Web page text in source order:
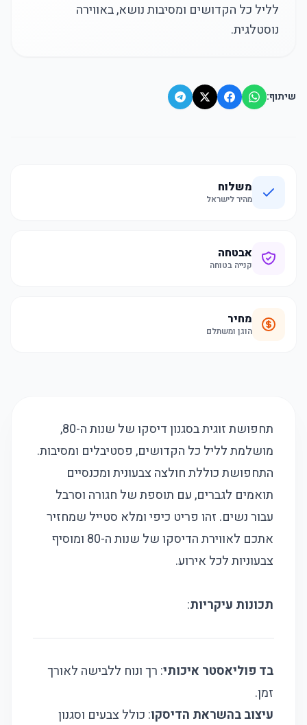
לליל כל הקדושים ומסיבות נושא, באווירה
נוסטלגית.
שיתוף:
משלוח
מהיר לישראל
אבטחה
קנייה בטוחה
מחיר
הוגן ומשתלם
תחפושת זוגית בסגנון דיסקו של שנות ה-80,
מושלמת לליל כל הקדושים, פסטיבלים ומסיבות.
התחפושת כוללת חולצה צבעונית ומכנסיים
תואמים לגברים, עם תוספת של חגורה וסרבל
עבור נשים. זהו פריט כיפי ומלא סטייל שמחזיר
אתכם לאווירת הדיסקו של שנות ה-80 ומוסיף
צבעוניות לכל אירוע.
תכונות עיקריות:
בד פוליאסטר איכותי: רך ונוח ללבישה לאורך
זמן.
עיצוב בהשראת הדיסקו: כולל צבעים וסגנון